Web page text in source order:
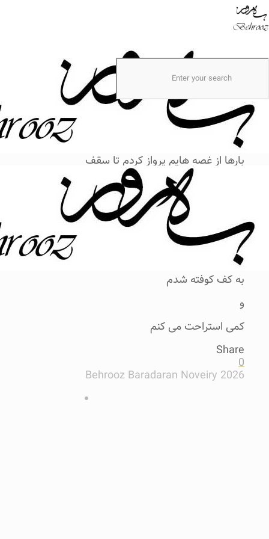
نخست
اشعار
پرواز
بارها از غصه هایم پرواز کردم تا سقف
از آن بالا ، بی ارزشی ِ تمام قصه هایم را
و
سنگین از ناکامی های وجدانم برای
شکستن
به کف کوفته شدم
و
کمی استراحت می کنم
Share
0
Behrooz Baradaran Noveiry 2026